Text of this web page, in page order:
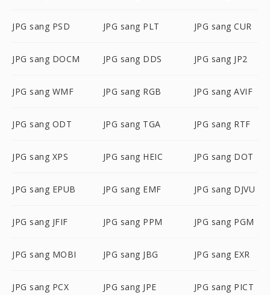
JPG sang PSD JPG sang PLT JPG sang CUR
JPG sang DOCM JPG sang DDS JPG sang JP2
JPG sang WMF JPG sang RGB JPG sang AVIF
JPG sang ODT JPG sang TGA JPG sang RTF
JPG sang XPS JPG sang HEIC JPG sang DOT
JPG sang EPUB JPG sang EMF JPG sang DJVU
JPG sang JFIF JPG sang PPM JPG sang PGM
JPG sang MOBI JPG sang JBG JPG sang EXR
JPG sang PCX JPG sang JPE JPG sang PICT